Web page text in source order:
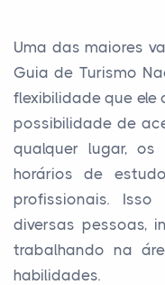
Uma das maiores
Guia de Turismo
flexibilidade que ele
possibilidade de
qualquer lugar,
horários de
profissionais.
diversas pessoas,
trabalhando na
habilidades.